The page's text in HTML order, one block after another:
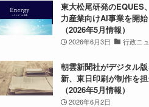
東大松尾研発のEQUES
力産業向けAI事業を開始
（2026年5月情報）
2026年6月3日 行政ニ
朝雲新聞社がデジタル
新、東日印刷が制作を
（2026年5月情報）
2026年6月2日